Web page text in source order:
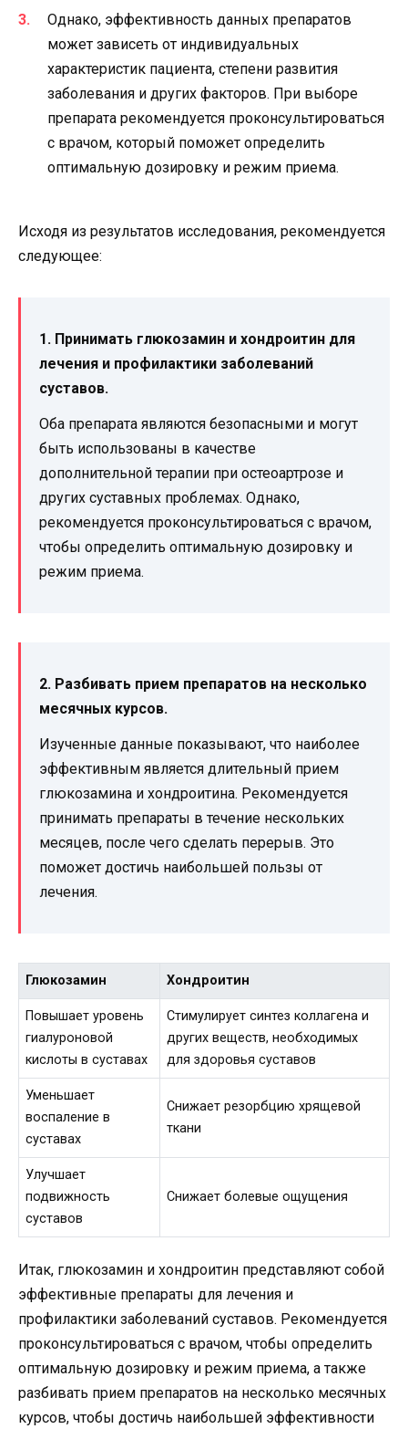
Однако, эффективность данных препаратов
может зависеть от индивидуальных
характеристик пациента, степени развития
заболевания и других факторов. При выборе
препарата рекомендуется проконсультироваться
с врачом, который поможет определить
оптимальную дозировку и режим приема.
Исходя из результатов исследования, рекомендуется
следующее:
1. Принимать глюкозамин и хондроитин для
лечения и профилактики заболеваний
суставов.
Оба препарата являются безопасными и могут
быть использованы в качестве
дополнительной терапии при остеоартрозе и
других суставных проблемах. Однако,
рекомендуется проконсультироваться с врачом,
чтобы определить оптимальную дозировку и
режим приема.
2. Разбивать прием препаратов на несколько
месячных курсов.
Изученные данные показывают, что наиболее
эффективным является длительный прием
глюкозамина и хондроитина. Рекомендуется
принимать препараты в течение нескольких
месяцев, после чего сделать перерыв. Это
поможет достичь наибольшей пользы от
лечения.
Глюкозамин Хондроитин
Повышает уровень
гиалуроновой
кислоты в суставах
Стимулирует синтез коллагена и
других веществ, необходимых
для здоровья суставов
Уменьшает
воспаление в
суставах
Снижает резорбцию хрящевой
ткани
Улучшает
подвижность
суставов
Снижает болевые ощущения
Итак, глюкозамин и хондроитин представляют собой
эффективные препараты для лечения и
профилактики заболеваний суставов. Рекомендуется
проконсультироваться с врачом, чтобы определить
оптимальную дозировку и режим приема, а также
разбивать прием препаратов на несколько месячных
курсов, чтобы достичь наибольшей эффективности